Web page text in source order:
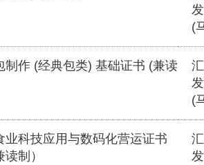
(
制作 (经典包类) 基础证书 (兼读
(
业科技应用与数码化营运证书
读制）